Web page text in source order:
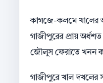
কাগজে-কলমে খালের
গাজীপুরের প্রায়
জৌলুস ফেরাতে খনন
গাজীপুরে খাল দখলের